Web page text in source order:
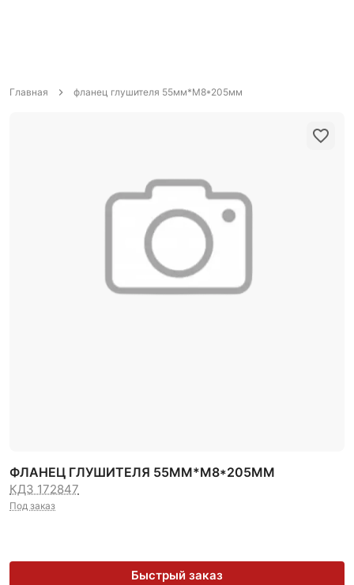
Главная фланец глушителя 55мм*M8*205мм
ФЛАНЕЦ ГЛУШИТЕЛЯ 55ММ*M8*205ММ
КДЗ 172847
Под заказ
Быстрый заказ